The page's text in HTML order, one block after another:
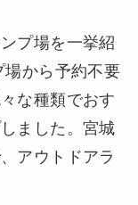
プ場を一挙紹
から予約不要
な種類でおす
ました。宮城
アウトドアラ